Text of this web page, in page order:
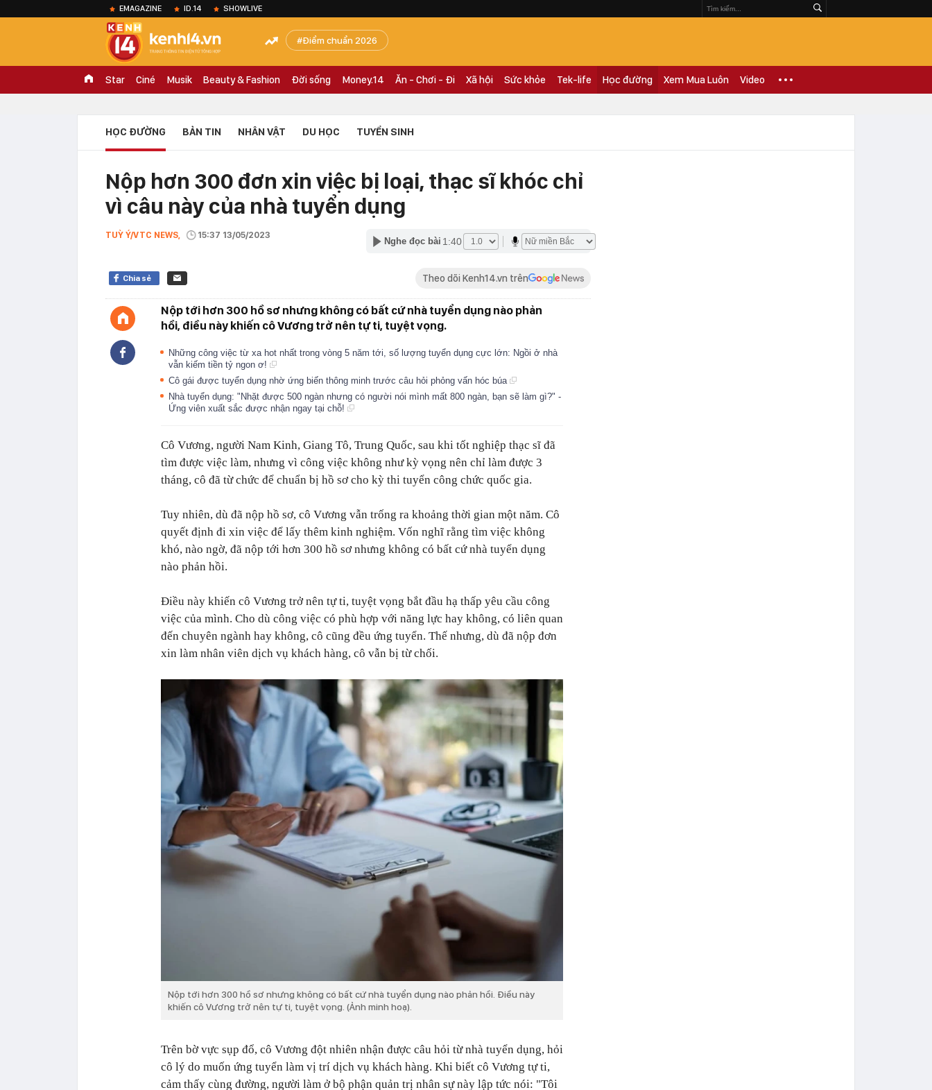
EMAGAZINE ID.14 SHOWLIVE
Điểm chuẩn 2026
Star Ciné Musik Beauty & Fashion Đời sống Money.14 Ăn - Chơi - Đi Xã hội Sức khỏe Tek-life Học đường Xem Mua Luôn Video
HỌC ĐƯỜNG BẢN TIN NHÂN VẬT DU HỌC TUYỂN SINH
Nộp hơn 300 đơn xin việc bị loại, thạc sĩ khóc chỉ
vì câu này của nhà tuyển dụng
TUỲ Ý/VTC NEWS, 15:37 13/05/2023
Nghe đọc bài 1:40
Chia sẻ Theo dõi Kenh14.vn trên
Nộp tới hơn 300 hồ sơ nhưng không có bất cứ nhà tuyển dụng nào phản
hồi, điều này khiến cô Vương trở nên tự ti, tuyệt vọng.
Những công việc từ xa hot nhất trong vòng 5 năm tới, số lượng tuyển dụng cực lớn: Ngồi ở nhà
vẫn kiếm tiền tỷ ngon ơ!
Cô gái được tuyển dụng nhờ ứng biến thông minh trước câu hỏi phỏng vấn hóc búa
Nhà tuyển dụng: "Nhặt được 500 ngàn nhưng có người nói mình mất 800 ngàn, bạn sẽ làm gì?" -
Ứng viên xuất sắc được nhận ngay tại chỗ!
Cô Vương, người Nam Kinh, Giang Tô, Trung Quốc, sau khi tốt nghiệp thạc sĩ đã
tìm được việc làm, nhưng vì công việc không như kỳ vọng nên chỉ làm được 3
tháng, cô đã từ chức để chuẩn bị hồ sơ cho kỳ thi tuyển công chức quốc gia.
Tuy nhiên, dù đã nộp hồ sơ, cô Vương vẫn trống ra khoảng thời gian một năm. Cô
quyết định đi xin việc để lấy thêm kinh nghiệm. Vốn nghĩ rằng tìm việc không
khó, nào ngờ, đã nộp tới hơn 300 hồ sơ nhưng không có bất cứ nhà tuyển dụng
nào phản hồi.
Điều này khiến cô Vương trở nên tự ti, tuyệt vọng bắt đầu hạ thấp yêu cầu công
việc của mình. Cho dù công việc có phù hợp với năng lực hay không, có liên quan
đến chuyên ngành hay không, cô cũng đều ứng tuyển. Thế nhưng, dù đã nộp đơn
xin làm nhân viên dịch vụ khách hàng, cô vẫn bị từ chối.
Nộp tới hơn 300 hồ sơ nhưng không có bất cứ nhà tuyển dụng nào phản hồi. Điều này
khiến cô Vương trở nên tự ti, tuyệt vọng. (Ảnh minh hoạ).
Trên bờ vực sụp đổ, cô Vương đột nhiên nhận được câu hỏi từ nhà tuyển dụng, hỏi
cô lý do muốn ứng tuyển làm vị trí dịch vụ khách hàng. Khi biết cô Vương tự ti,
cảm thấy cùng đường, người làm ở bộ phận quản trị nhân sự này lập tức nói: "Tôi